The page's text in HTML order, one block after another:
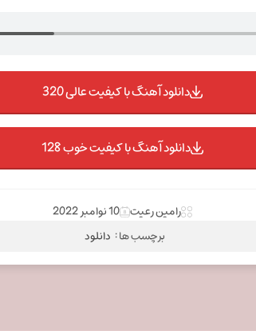
دانلود آهنگ با کیفیت عالی 320
دانلود آهنگ با کیفیت خوب 128
رامین رعیت 10 نوامبر 2022
برچسب ها : دانلود